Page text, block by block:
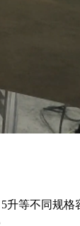
等不同规